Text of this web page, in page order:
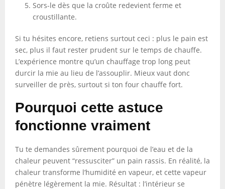
Sors-le dès que la croûte redevient ferme et
croustillante.
Si tu hésites encore, retiens surtout ceci : plus le pain est
sec, plus il faut rester prudent sur le temps de chauffe.
L’expérience montre qu’un chauffage trop long peut
durcir la mie au lieu de l’assouplir. Mieux vaut donc
surveiller de près, surtout si ton four chauffe fort.
Pourquoi cette astuce
fonctionne vraiment
Tu te demandes sûrement pourquoi de l’eau et de la
chaleur peuvent “ressusciter” un pain rassis. En réalité, la
chaleur transforme l’humidité en vapeur, et cette vapeur
pénètre légèrement la mie. Résultat : l’intérieur se